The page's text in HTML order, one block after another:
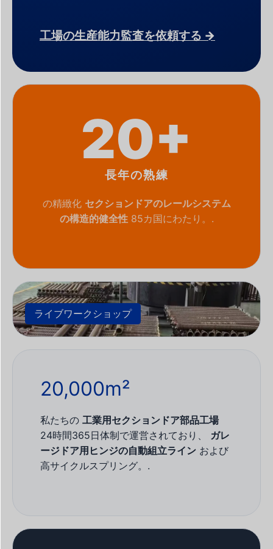
工場の生産能力監査を依頼する →
20+
長年の熟練
の精緻化 セクションドアのレールシステム
の構造的健全性85カ国にわたり。.
ライブワークショップ
20,000m²
私たちの 工業用セクションドア部品工場
24時間365日体制で運営されており、 ガレ
ージドア用ヒンジの自動組立ライン および
高サイクルスプリング。.